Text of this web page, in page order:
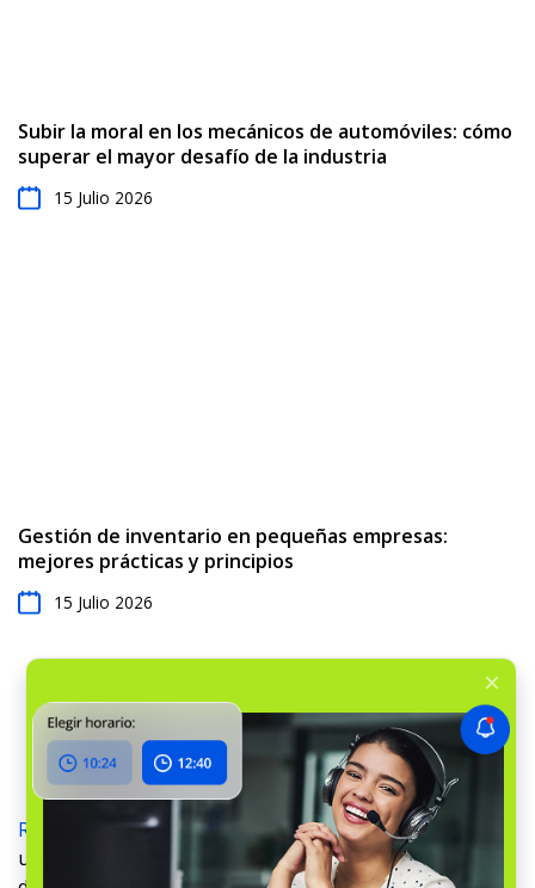
Subir la moral en los mecánicos de automóviles: cómo
superar el mayor desafío de la industria
15 Julio 2026
Gestión de inventario en pequeñas empresas:
mejores prácticas y principios
15 Julio 2026
RO App Blog › Business Tips › Siete consejos para
un excelente servicio al cliente en talleres de reparación